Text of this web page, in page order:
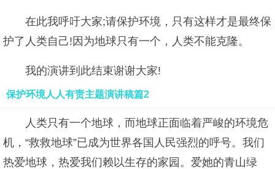
在此我呼吁大家;请保护环境，只有这样才是最终保
护了人类自己!因为地球只有一个，人类不能克隆。
我的演讲到此结束谢谢大家!
保护环境人人有责主题演讲稿篇2
人类只有一个地球，而地球正面临着严峻的环境危
机，“救救地球”已成为世界各国人民强烈的呼号。我们
热爱地球，热爱我们赖以生存的家园。爱她的青山绿